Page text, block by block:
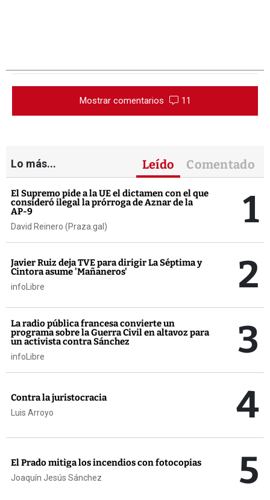
Mostrar comentarios 11
Lo más... Leído Comentado
El Supremo pide a la UE el dictamen con el que
consideró ilegal la prórroga de Aznar de la
AP-9
David Reinero (Praza.gal) 1
Javier Ruiz deja TVE para dirigir La Séptima y
Cintora asume 'Mañaneros'
infoLibre 2
La radio pública francesa convierte un
programa sobre la Guerra Civil en altavoz para
un activista contra Sánchez
infoLibre 3
Contra la juristocracia
Luis Arroyo 4
El Prado mitiga los incendios con fotocopias
Joaquín Jesús Sánchez 5